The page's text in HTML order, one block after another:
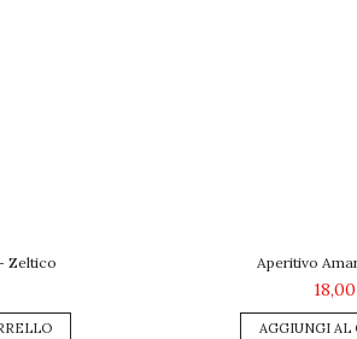
Zeltico Aperitivo
AGGIUNGI AL